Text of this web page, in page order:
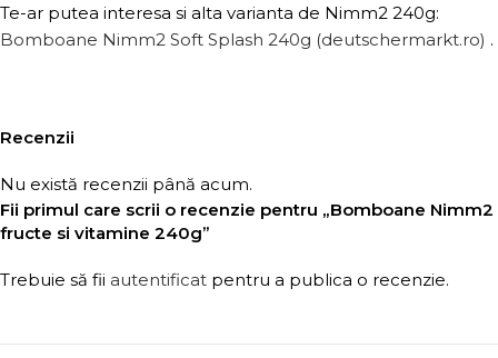
Te-ar putea interesa si alta varianta de Nimm2 240g:
Bomboane Nimm2 Soft Splash 240g (deutschermarkt.ro) .
Recenzii
Nu există recenzii până acum.
Fii primul care scrii o recenzie pentru „Bomboane Nimm2
fructe si vitamine 240g”
Trebuie să fii autentificat pentru a publica o recenzie.